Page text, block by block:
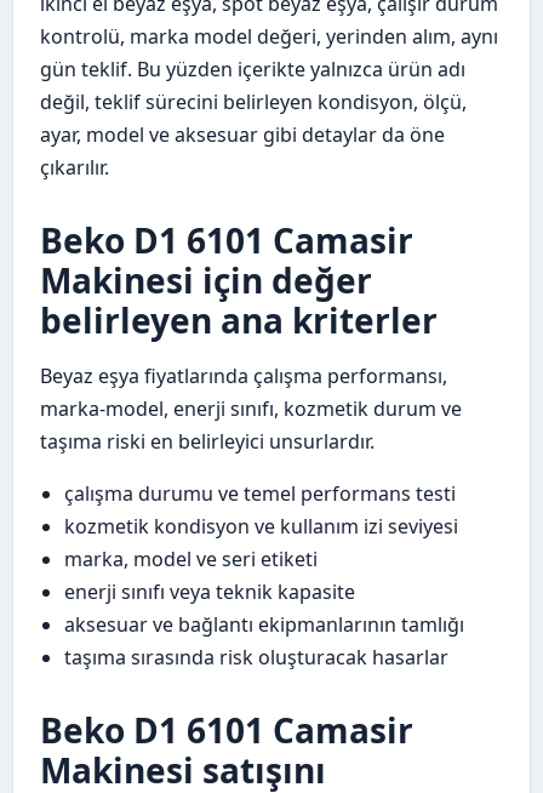
kontrolü, marka model değeri, yerinden alım, aynı
gün teklif. Bu yüzden içerikte yalnızca ürün adı
değil, teklif sürecini belirleyen kondisyon, ölçü,
ayar, model ve aksesuar gibi detaylar da öne
çıkarılır.
Beko D1 6101 Camasir
Makinesi için değer
belirleyen ana kriterler
Beyaz eşya fiyatlarında çalışma performansı,
marka-model, enerji sınıfı, kozmetik durum ve
taşıma riski en belirleyici unsurlardır.
çalışma durumu ve temel performans testi
kozmetik kondisyon ve kullanım izi seviyesi
marka, model ve seri etiketi
enerji sınıfı veya teknik kapasite
aksesuar ve bağlantı ekipmanlarının tamlığı
taşıma sırasında risk oluşturacak hasarlar
Beko D1 6101 Camasir
Makinesi satışını